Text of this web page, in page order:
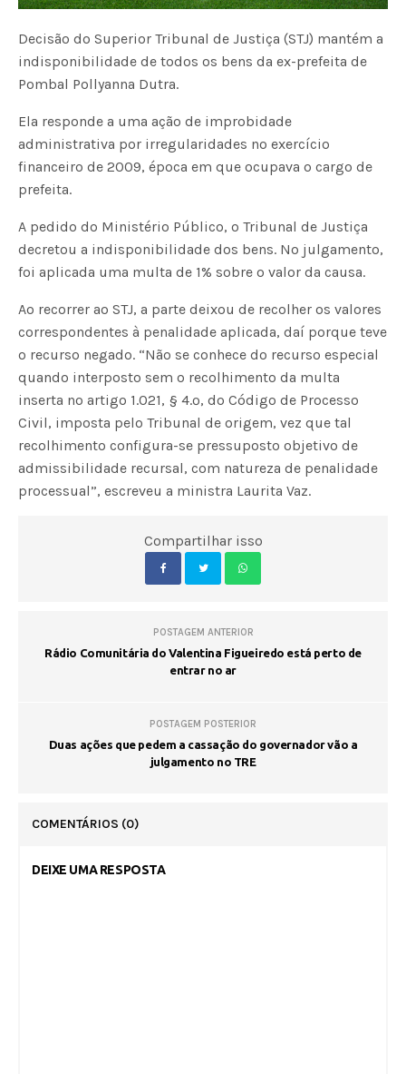
Decisão do Superior Tribunal de Justiça (STJ) mantém a
indisponibilidade de todos os bens da ex-prefeita de
Pombal Pollyanna Dutra.
Ela responde a uma ação de improbidade
administrativa por irregularidades no exercício
financeiro de 2009, época em que ocupava o cargo de
prefeita.
A pedido do Ministério Público, o Tribunal de Justiça
decretou a indisponibilidade dos bens. No julgamento,
foi aplicada uma multa de 1% sobre o valor da causa.
Ao recorrer ao STJ, a parte deixou de recolher os valores
correspondentes à penalidade aplicada, daí porque teve
o recurso negado. “Não se conhece do recurso especial
quando interposto sem o recolhimento da multa
inserta no artigo 1.021, § 4.º, do Código de Processo
Civil, imposta pelo Tribunal de origem, vez que tal
recolhimento configura-se pressuposto objetivo de
admissibilidade recursal, com natureza de penalidade
processual”, escreveu a ministra Laurita Vaz.
Compartilhar isso
POSTAGEM ANTERIOR
Rádio Comunitária do Valentina Figueiredo está perto de
entrar no ar
POSTAGEM POSTERIOR
Duas ações que pedem a cassação do governador vão a
julgamento no TRE
COMENTÁRIOS (0)
DEIXE UMA RESPOSTA